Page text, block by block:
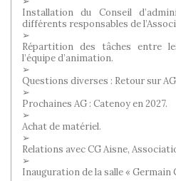
Installation du Conseil
différents responsables de
➢
Répartition des tâches entre
l’équipe d’animation.
➢
Questions diverses : Retour sur
➢
Prochaines AG : Catenoy en 2027.
➢
Achat de matériel.
➢
Relations avec CG Aisne,
➢
Inauguration de la salle «